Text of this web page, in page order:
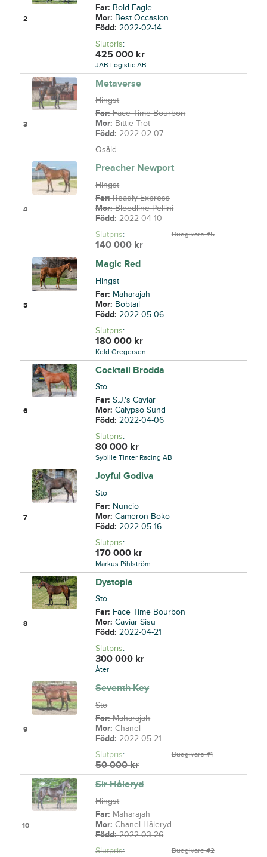
2
Far: Bold Eagle
Mor: Best Occasion
Född:2022-02-14
Slutpris:
425 000 kr
JAB Logistic AB
3
Metaverse
Hingst
Far:Face Time Bourbon
Mor:Bittie Trot
Född:2022-02-07
Osåld
4
Preacher Newport
Hingst
Far:Readly Express
Mor:Bloodline Pellini
Född:2022-04-10
Budgivare #5
Slutpris:
140 000kr
5
Magic Red
Hingst
Far: Maharajah
Mor: Bobtail
Född:2022-05-06
Slutpris:
180 000 kr
Keld Gregersen
6
Cocktail Brodda
Sto
Far:S.J.'s Caviar
Mor:Calypso Sund
Född:2022-04-06
Slutpris:
80 000 kr
Sybille Tinter Racing AB
7
Joyful Godiva
Sto
Far: Nuncio
Mor:Cameron Boko
Född:2022-05-16
Slutpris:
170 000 kr
Markus Pihlström
8
Dystopia
Sto
Far: Face Time Bourbon
Mor:Caviar Sisu
Född:2022-04-21
Slutpris:
300 000 kr
Åter
9
Seventh Key
Sto
Far:Maharajah
Mor:Chanel
Född:2022-05-21
Budgivare #1
Slutpris:
50 000kr
10
Sir Håleryd
Hingst
Far:Maharajah
Mor:Chanel Håleryd
Född:2022-03-26
Budgivare #2
Slutpris: